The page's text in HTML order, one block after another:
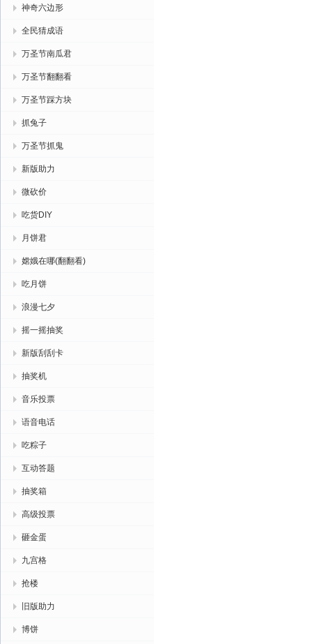
神奇六边形
全民猜成语
万圣节南瓜君
万圣节翻翻看
万圣节踩方块
抓兔子
万圣节抓鬼
新版助力
微砍价
吃货DIY
月饼君
嫦娥在哪(翻翻看)
吃月饼
浪漫七夕
摇一摇抽奖
新版刮刮卡
抽奖机
音乐投票
语音电话
吃粽子
互动答题
抽奖箱
高级投票
砸金蛋
九宫格
抢楼
旧版助力
博饼